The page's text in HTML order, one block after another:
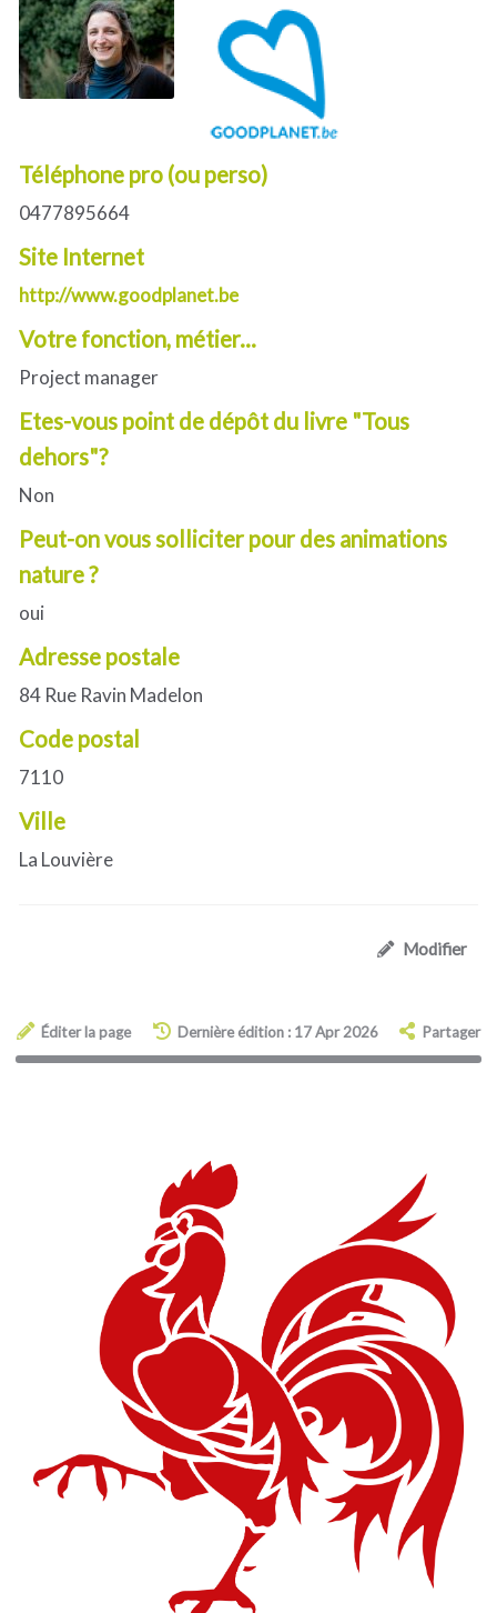
Téléphone pro (ou perso)
0477895664
Site Internet
http://www.goodplanet.be
Votre fonction, métier...
Project manager
Etes-vous point de dépôt du livre "Tous
dehors"?
Non
Peut-on vous solliciter pour des animations
nature ?
oui
Adresse postale
84 Rue Ravin Madelon
Code postal
7110
Ville
La Louvière
Modifier
Éditer la page Dernière édition : 17 Apr 2026 Partager